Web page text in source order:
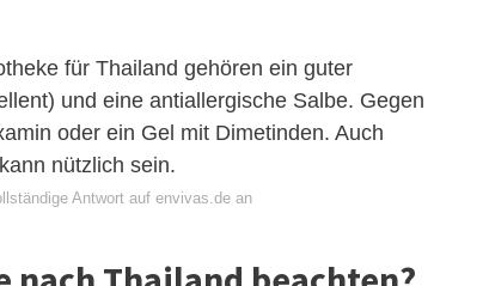
für Thailand gehören ein guter
und eine antiallergische Salbe. Gegen
oder ein Gel mit Dimetinden. Auch
nützlich sein.
Antwort auf envivas.de an